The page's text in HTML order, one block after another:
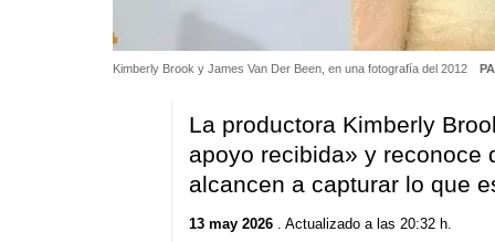
Kimberly Brook y James Van Der Been, en una fotografía del 2012
La productora Kimberly
apoyo recibida» y reconoce
alcancen a capturar lo que
13 may 2026. Actualizado a las 20:32 h.